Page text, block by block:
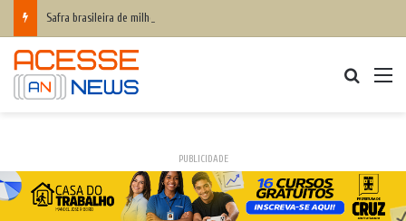
Safra brasileira de milho pode superar 140 milhões de toneladas
PUBLICIDADE